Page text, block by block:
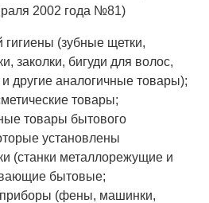
2002 года №81)
(зубные щетки,
заколки, бигуди для волос,
другие аналогичные товары);
товары;
товары бытового
установлены
(станки металлорежущие и
бытовые;
(фены, машинки,